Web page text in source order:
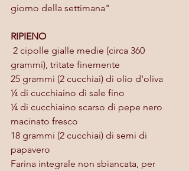
giorno della settimana"
RIPIENO
2 cipolle gialle medie (circa 360
grammi), tritate finemente
25 grammi (2 cucchiai) di olio d'oliva
¼ di cucchiaino di sale fino
¼ di cucchiaino scarso di pepe nero
macinato fresco
18 grammi (2 cucchiai) di semi di
papavero
Farina integrale non sbiancata, per